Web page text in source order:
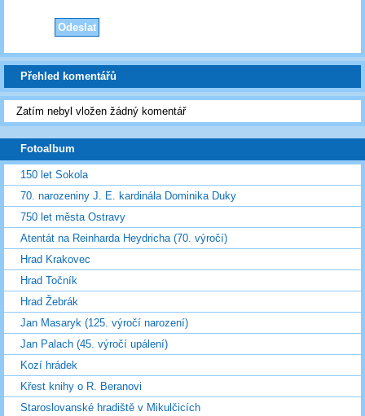
Přehled komentářů
Zatím nebyl vložen žádný komentář
Fotoalbum
150 let Sokola
70. narozeniny J. E. kardinála Dominika Duky
750 let města Ostravy
Atentát na Reinharda Heydricha (70. výročí)
Hrad Krakovec
Hrad Točník
Hrad Žebrák
Jan Masaryk (125. výročí narození)
Jan Palach (45. výročí upálení)
Kozí hrádek
Křest knihy o R. Beranovi
Staroslovanské hradiště v Mikulčicích